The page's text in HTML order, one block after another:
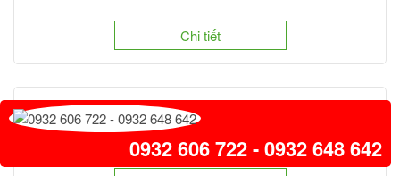
Chi tiết
Bơm piston Unioeler EPO 5000 / EPO 9000
0932 606 722 - 0932 648 642